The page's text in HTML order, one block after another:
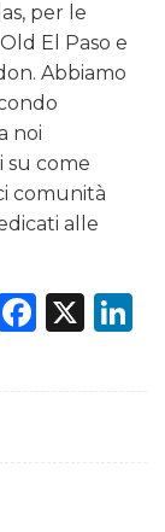
per le
El Paso e
Abbiamo
noi
su come
comunità
alle
X